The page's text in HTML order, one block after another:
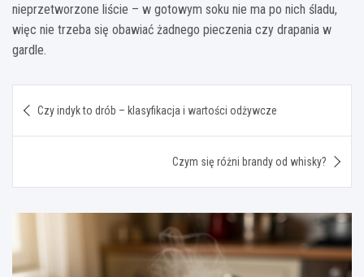
nieprzetworzone liście – w gotowym soku nie ma po nich śladu,
więc nie trzeba się obawiać żadnego pieczenia czy drapania w
gardle.
wpisu
Czy indyk to drób – klasyfikacja i wartości odżywcze
Czym się różni brandy od whisky?